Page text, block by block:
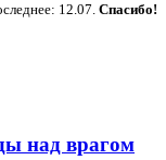
12.07. Спасибо!
над врагом